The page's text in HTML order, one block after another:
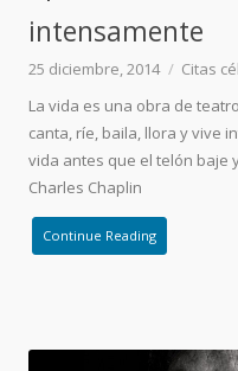
intensamente
25 diciembre, 2014 Citas
La vida es una obra de
canta, ríe, baila, llora y vive
vida antes que el telón baje
Charles Chaplin
Continue Reading